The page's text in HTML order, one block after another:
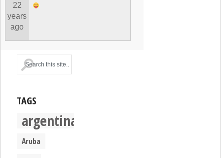
22
years
ago
TAGS
argentina
Aruba